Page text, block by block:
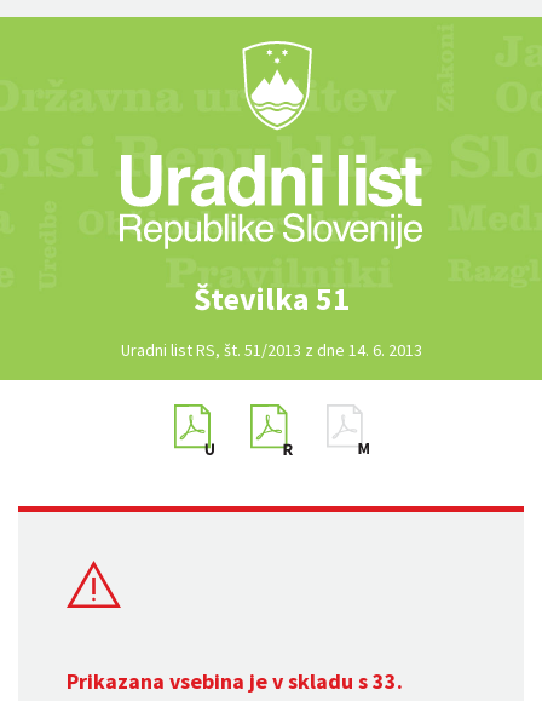
Številka 51
Uradni list RS, št. 51/2013 z dne 14. 6. 2013
Prikazana vsebina je v skladu s 33.